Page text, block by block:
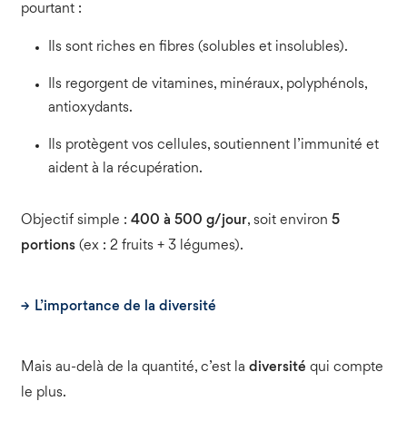
pourtant :
Ils sont riches en fibres (solubles et insolubles).
Ils regorgent de vitamines, minéraux, polyphénols,
antioxydants.
Ils protègent vos cellules, soutiennent l’immunité et
aident à la récupération.
Objectif simple : 400 à 500 g/jour, soit environ 5
portions(ex : 2 fruits + 3 légumes).
L’importance de la diversité
Mais au-delà de la quantité, c’est la diversité qui compte
le plus.